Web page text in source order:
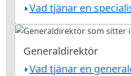
Vad tjänar en
Generaldirektör
Vad tjänar en